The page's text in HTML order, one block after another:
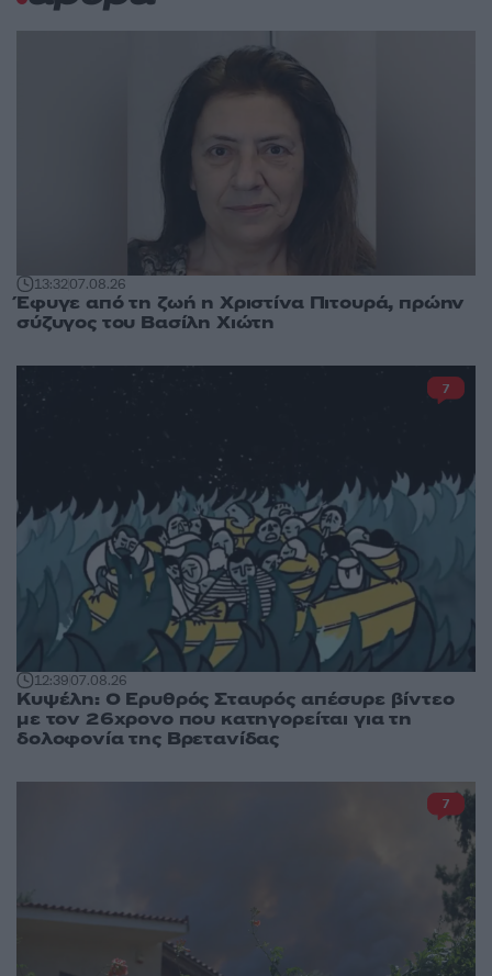
13:3207.08.26
Έφυγε από τη ζωή η Χριστίνα Πιτουρά, πρώην
σύζυγος του Βασίλη Χιώτη
12:3907.08.26
Κυψέλη: Ο Ερυθρός Σταυρός απέσυρε βίντεο
με τον 26χρονο που κατηγορείται για τη
δολοφονία της Βρετανίδας
7
7